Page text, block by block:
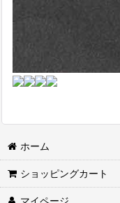
ホーム
ショッピングカート
マイページ